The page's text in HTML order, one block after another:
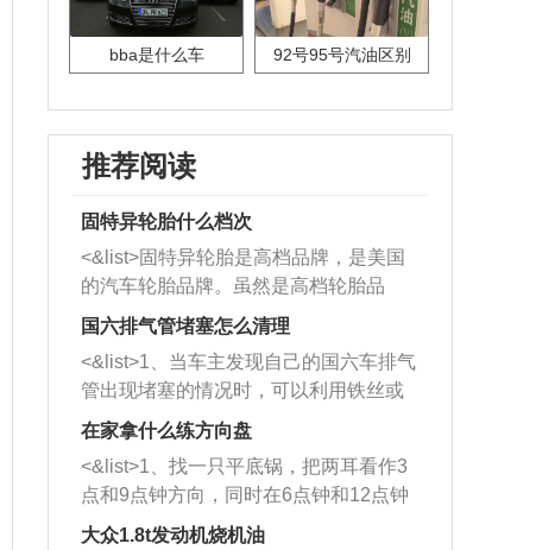
bba是什么车 92号95号汽油区别
推荐阅读
固特异轮胎什么档次
<&list>固特异轮胎是高档品牌，是美国
的汽车轮胎品牌。虽然是高档轮胎品
牌，但是中高低端的轮胎都有生产，这
也是为了更好的开拓市场。
国六排气管堵塞怎么清理
<&list>1、当车主发现自己的国六车排气
管出现堵塞的情况时，可以利用铁丝或
者是细棍，直接将杂物给取出来，如果
堵塞情况比较严重，也可以采取应急措
施。 <&list>2、直接利用木棍将所有的
杂物推到排气管里面的位置处，然后将
三元催化器拆解开，就可以将堵塞的东
在家拿什么练方向盘
<&list>1、找一只平底锅，把两耳看作3
点和9点钟方向，同时在6点钟和12点钟
方向做一个标记。 <&list>2、双手握住
大众1.8t发动机烧机油